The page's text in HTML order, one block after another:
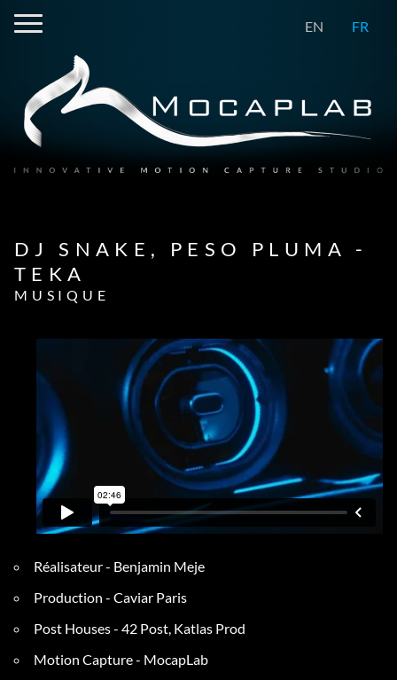
EN FR
DJ SNAKE, PESO PLUMA -
TEKA
MUSIQUE
Réalisateur- Benjamin Meje
Production - Caviar Paris
Post Houses - 42 Post, Katlas Prod
Motion Capture - MocapLab